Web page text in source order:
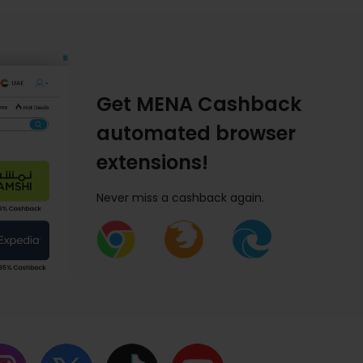
Get MENA Cashback
automated browser
extensions!
Never miss a cashback again.